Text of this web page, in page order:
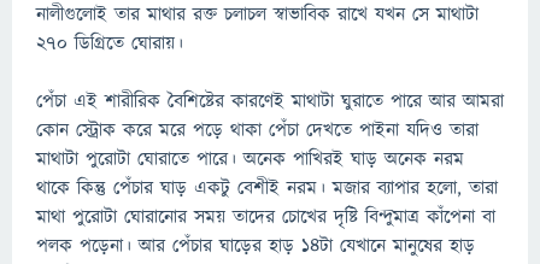
নালীগুলোই তার মাথার রক্ত চলাচল স্বাভাবিক রাখে যখন সে মাথাটা
২৭০ ডিগ্রিতে ঘোরায়।
পেঁচা এই শারীরিক বৈশিষ্টের কারণেই মাথাটা ঘুরাতে পারে আর আমরা
কোন স্ট্রোক করে মরে পড়ে থাকা পেঁচা দেখতে পাইনা যদিও তারা
মাথাটা পুরোটা ঘোরাতে পারে। অনেক পাখিরই ঘাড় অনেক নরম
থাকে কিন্তু পেঁচার ঘাড় একটু বেশীই নরম। মজার ব্যাপার হলো, তারা
মাথা পুরোটা ঘোরানোর সময় তাদের চোখের দৃষ্টি বিন্দুমাত্র কাঁপেনা বা
পলক পড়েনা। আর পেঁচার ঘাড়ের হাড় ১৪টা যেখানে মানুষের হাড়